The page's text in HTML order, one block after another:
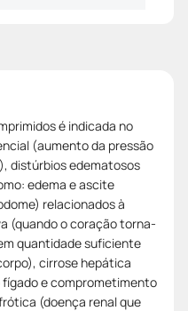
é indicada no
(aumento da pressão
distúrbios edematosos
edema e ascite
relacionados à
(quando o coração torna-
quantidade suficiente
cirrose hepática
e comprometimento
(doença renal que